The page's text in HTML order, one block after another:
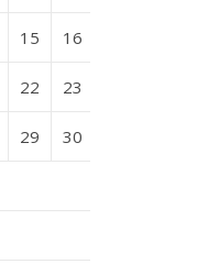
15 16
22 23
29 30